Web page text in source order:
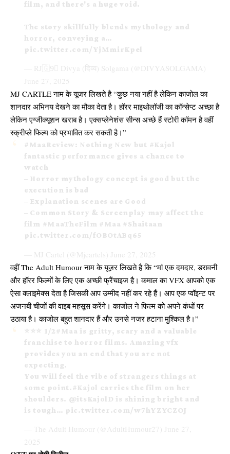
film, and there's a huge void.
The story skillfully blends mythology and
horror, conveying a…
pic.twitter.com/YjMmirKpel
— RJ🇬️9⃣ Divya (दिव्य) Solgama (@DIVYASOLGAMA)
June 27, 2025
MJ CARTLE नाम के यूजर लिखते है “कुछ नया नहीं है लेकिन काजोल का
शानदार अभिनय देखने का मौका देता है। हॉरर माइथोलॉजी का कॉन्सेप्ट अच्छा है
लेकिन एग्जीक्यूशन खराब है। एक्सप्लेनेशंस सीन्स अच्छे हैं स्टोरी कॉमन है वहीं
स्क्रीप्ले फिल्म को प्रभावित कर सकती है।”
#MaaReview: Nothing New but #Kajol
fantastic performance gives a chance to
watch
– Horror mythology concept is good but the
execution is bad
– Explanation scenes are Good
– Common Story & Screenplay may affect the
film #MaaTheFilm #Maa #Shaitaan
pic.twitter.com/fOBOtABq65
— MJ Cartel (@Mjcartels) June 27, 2025
वहीं The Adult Humour नाम के यूज़र लिखते है कि “मां एक दमदार, डरावनी
और हॉरर फिल्मों के लिए एक अच्छी फ्रैंचाइज है। कमाल का VFX आपको एक
ऐसा क्लाइमेक्स देता है जिसकी आप उम्मीद नहीं कर रहे हैं। आप एक प्वॉइन्ट पर
अजनबी चीजों की वाइब महसूस करेंगे। काजोल ने फिल्म को अपने कंधों पर
उठाया है। काजोल बहुत शानदार हैं और उनसे नजर हटाना मुश्किल है।”
⭐️⭐️⭐️ 1/2#Maa is gritty, scary and a valuable
franchise to horror films. Amazing vfx
provides you an end that you are not
expecting.
You will feel the vibe of strangers things at
some point.#Kajol
carries the film on her
shoulders. @itsKajolD is shining bright and
is tough… pic.twitter.com/w7hYZYCZOJ
— The Adult Humour (@AdultHumour27) June 27,
2025